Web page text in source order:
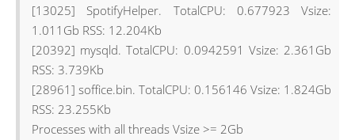
[13025] SpotifyHelper. TotalCPU: 0.677923 Vsize:
1.011Gb RSS: 12.204Kb
[20392] mysqld. TotalCPU: 0.0942591 Vsize: 2.361Gb
RSS: 3.739Kb
[28961] soffice.bin. TotalCPU: 0.156146 Vsize: 1.824Gb
RSS: 23.255Kb
Processes with all threads Vsize >= 2Gb